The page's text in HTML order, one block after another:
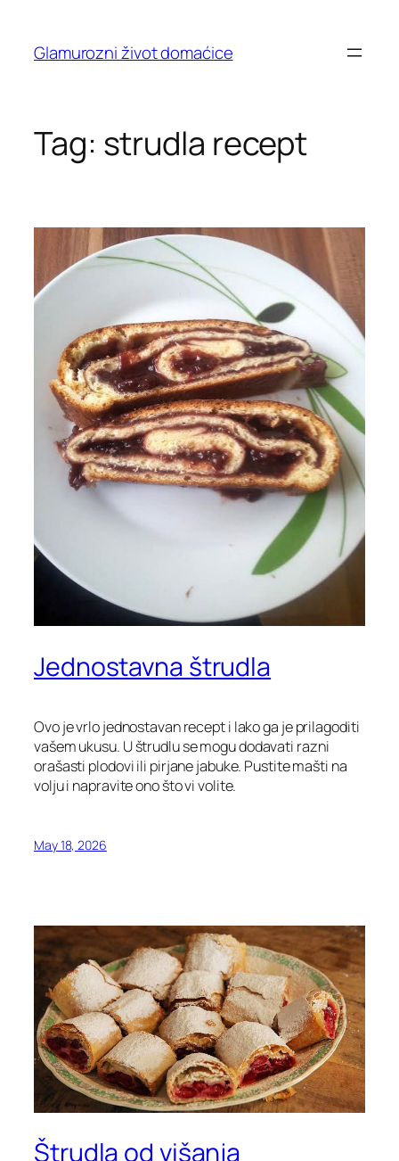
content
Glamurozni život domaćice
Tag: strudla recept
Jednostavna štrudla
Ovo je vrlo jednostavan recept i lako ga je prilagoditi
vašem ukusu. U štrudlu se mogu dodavati razni
orašasti plodovi ili pirjane jabuke. Pustite mašti na
volju i napravite ono što vi volite.
May 18, 2026
Štrudla od višanja